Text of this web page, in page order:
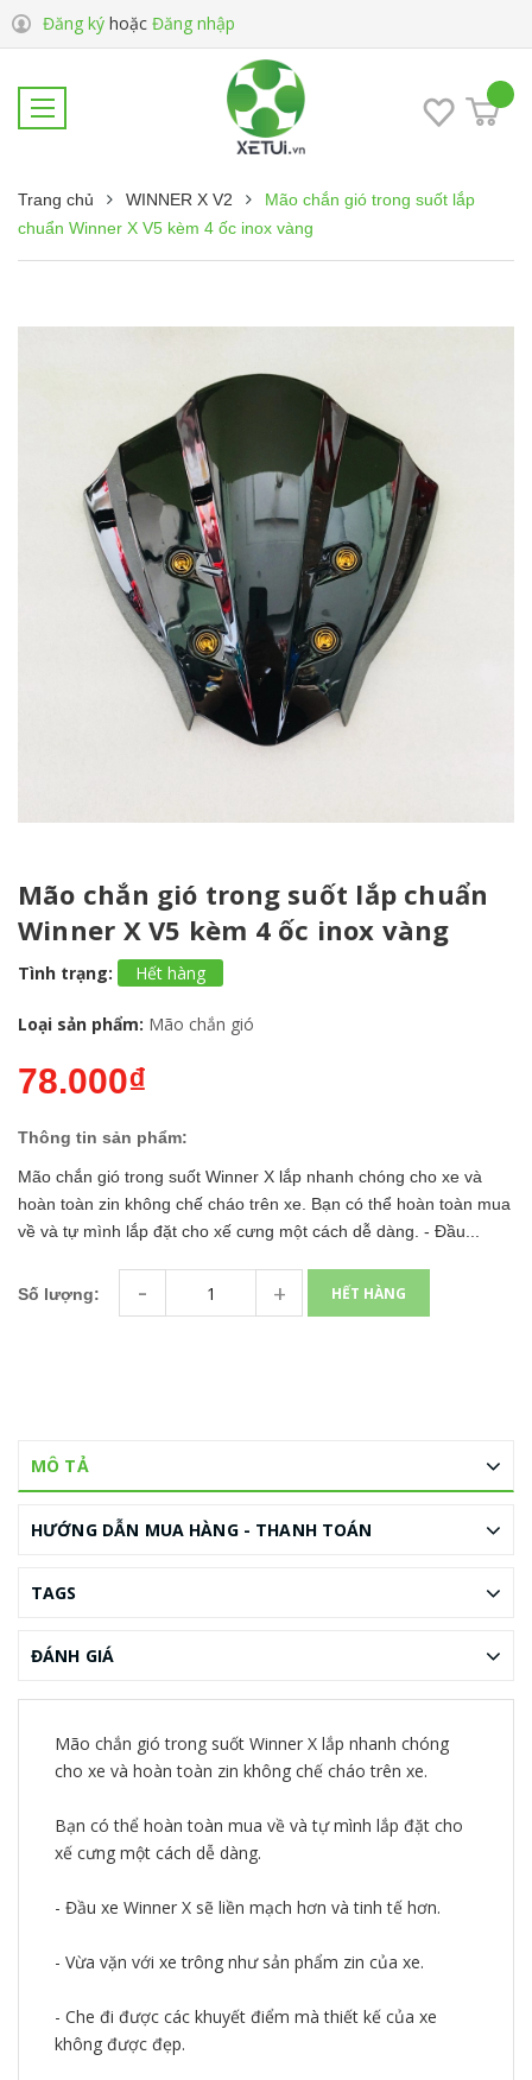
Đăng ký hoặc Đăng nhập
Trang chủ WINNER X V2
Mão chắn gió trong suốt lắp
chuẩn Winner X V5 kèm 4 ốc inox vàng
Mão chắn gió trong suốt lắp chuẩn
Winner X V5 kèm 4 ốc inox vàng
Tình trạng: Hết hàng
Loại sản phẩm: Mão chắn gió
78.000₫
Thông tin sản phẩm:
Mão chắn gió trong suốt Winner X lắp nhanh chóng cho xe và
hoàn toàn zin không chế cháo trên xe. Bạn có thể hoàn toàn mua
về và tự mình lắp đặt cho xế cưng một cách dễ dàng. - Đầu...
Số lượng: - + HẾT HÀNG
MÔ TẢ
HƯỚNG DẪN MUA HÀNG - THANH TOÁN
TAGS
ĐÁNH GIÁ
Mão chắn gió trong suốt Winner X lắp nhanh chóng
cho xe và hoàn toàn zin không chế cháo trên xe.
Bạn có thể hoàn toàn mua về và tự mình lắp đặt cho
xế cưng một cách dễ dàng.
- Đầu xe Winner X sẽ liền mạch hơn và tinh tế hơn.
- Vừa vặn với xe trông như sản phẩm zin của xe.
- Che đi được các khuyết điểm mà thiết kế của xe
không được đẹp.